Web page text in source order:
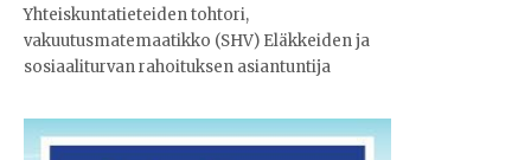
Yhteiskuntatieteiden tohtori,
vakuutusmatemaatikko (SHV) Eläkkeiden ja
sosiaaliturvan rahoituksen asiantuntija